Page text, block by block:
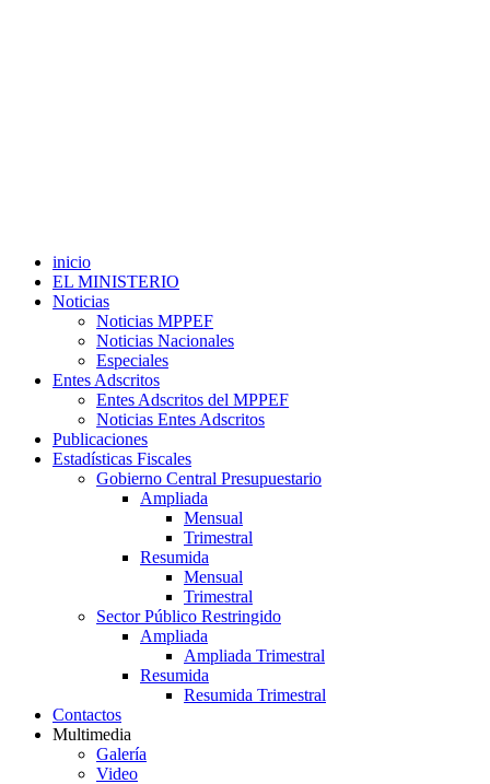
inicio
EL MINISTERIO
Noticias
Noticias MPPEF
Noticias Nacionales
Especiales
Entes Adscritos
Entes Adscritos del MPPEF
Noticias Entes Adscritos
Publicaciones
Estadísticas Fiscales
Gobierno Central Presupuestario
Ampliada
Mensual
Trimestral
Resumida
Mensual
Trimestral
Sector Público Restringido
Ampliada
Ampliada Trimestral
Resumida
Resumida Trimestral
Contactos
Multimedia
Galería
Video